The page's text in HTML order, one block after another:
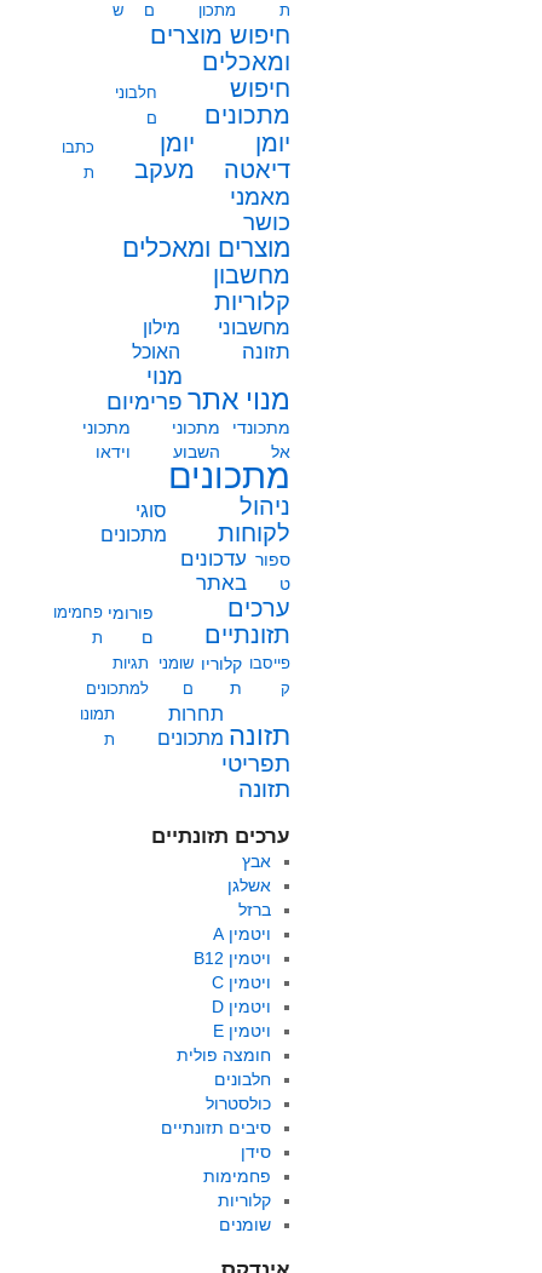
ת
מתכון
ם
ש
חיפוש מוצרים
ומאכלים
חיפוש
מתכונים
חלבוני
ם
יומן
דיאטה
יומן
מעקב
כתבו
ת
מאמני
כושר
מוצרים ומאכלים
מחשבון
קלוריות
מחשבוני
תזונה
מילון
האוכל
מנוי אתר
מנוי
פרימיום
מתכונדי
אל
מתכוני
השבוע
מתכוני
וידאו
מתכונים
ניהול
לקוחות
סוגי
מתכונים
ספור
ט
עדכונים
באתר
ערכים
תזונתיים
פורומי
ם
פחמימו
ת
פייסבו
ק
קלוריו
ת
שומני
ם
תגיות
למתכונים
תזונה
תחרות
מתכונים
תמונו
ת
תפריטי
תזונה
ערכים תזונתיים
אבץ
אשלגן
ברזל
ויטמין A
ויטמין B12
ויטמין C
ויטמין D
ויטמין E
חומצה פולית
חלבונים
כולסטרול
סיבים תזונתיים
סידן
פחמימות
קלוריות
שומנים